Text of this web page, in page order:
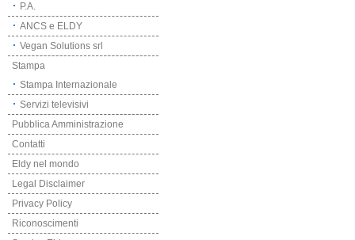
P.A.
ANCS e ELDY
Vegan Solutions srl
Stampa
Stampa Internazionale
Servizi televisivi
Pubblica Amministrazione
Contatti
Eldy nel mondo
Legal Disclaimer
Privacy Policy
Riconoscimenti